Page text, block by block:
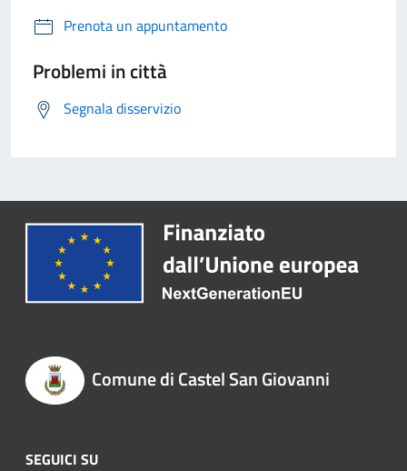
Prenota un appuntamento
Problemi in città
Segnala disservizio
Comune di Castel San Giovanni
SEGUICI SU